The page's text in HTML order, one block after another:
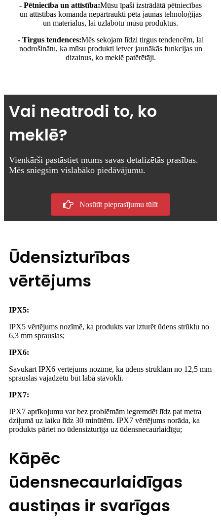
- Pētniecība un attīstība:Mūsu īpaši izstrādātā pētniecības
un attīstības komanda nepārtraukti pēta jaunas tehnoloģijas
un materiālus, lai uzlabotu mūsu produktus.
- Tirgus tendences:Mēs sekojam līdzi tirgus tendencēm, lai
nodrošinātu, ka mūsu produkti ietver jaunākās funkcijas un
dizainus, ko meklē patērētāji.
Vai neatrodi to, ko
meklē?
Vienkārši pastāstiet mums savas detalizētās prasības.
Mēs sniegsim vislabāko piedāvājumu.
Nosūtīt pieprasījumu tūlīt
Ūdensizturības
vērtējums
IPX5:
IPX5 vērtējums nozīmē, ka produkts var izturēt ūdens strūklu no
6,3 mm sprauslas;
IPX6:
Savukārt IPX6 vērtējums nozīmē, ka ūdens strūklām no 12,5 mm
sprauslas vajadzētu būt labā stāvoklī.
IPX7:
IPX7 aprīkojumu var bez problēmām iegremdēt līdz pat metra
dziļumā uz laiku līdz 30 minūtēm. IPX7 vērtējums norāda, ka
produkts pāriet no ūdensizturīga uz ūdensnecaurlaidīgu;
Kāpēc
ūdensnecaurlaidīgas
austiņas ir svarīgas